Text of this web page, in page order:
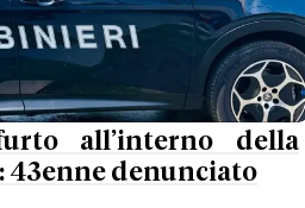
all’interno della
43enne denunciato